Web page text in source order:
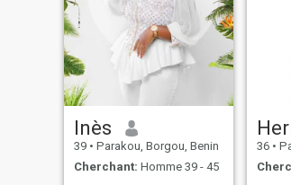
Inès
39 • Parakou, Borgou, Benin
Cherchant: Homme 39 - 45
36 •